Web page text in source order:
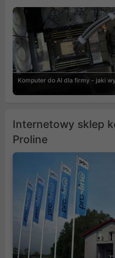
Komputer do AI dla firmy - jaki
Internetowy sklep
Proline